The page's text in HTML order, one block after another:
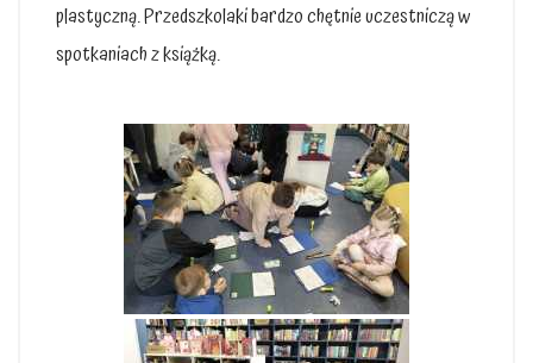
plastyczną. Przedszkolaki bardzo chętnie uczestniczą w
spotkaniach z książką.